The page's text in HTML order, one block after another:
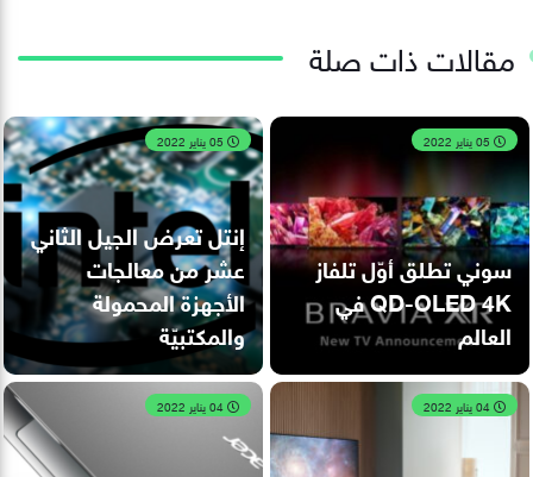
مقالات ذات صلة
سوني تطلق أوّل تلفاز
QD-OLED 4K في
العالم
إنتل تعرض الجيل الثاني
عشر من معالجات
الأجهزة المحمولة
والمكتبيّة